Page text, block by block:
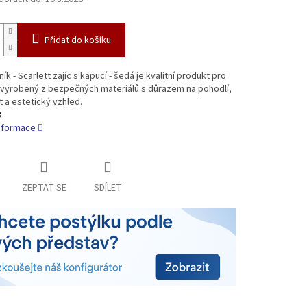
Přidat do košíku
- Scarlett zajíc s kapucí - šedá je kvalitní produkt pro
z bezpečných materiálů s důrazem na pohodlí,
a estetický vzhled.
ZEPTAT SE SDÍLET